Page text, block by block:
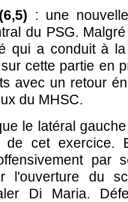
: une
du PSG.
qui a conduit à
cette partie en
avec un retour
du MHSC.
le latéral
cet exercice.
par
l'ouverture du
Di Maria.